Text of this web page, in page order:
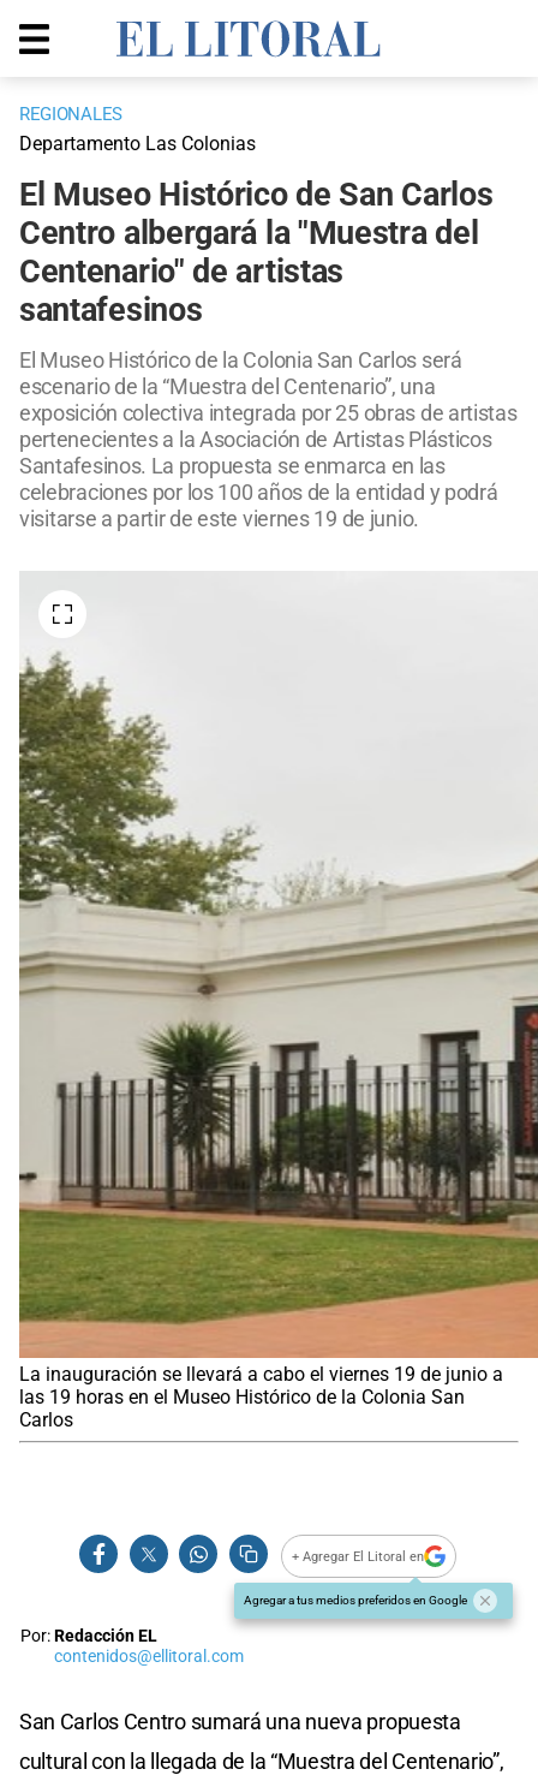
REGIONALES
Departamento Las Colonias
El Museo Histórico de San Carlos
Centro albergará la "Muestra del
Centenario" de artistas
santafesinos
El Museo Histórico de la Colonia San Carlos será
escenario de la “Muestra del Centenario”, una
exposición colectiva integrada por 25 obras de artistas
pertenecientes a la Asociación de Artistas Plásticos
Santafesinos. La propuesta se enmarca en las
celebraciones por los 100 años de la entidad y podrá
visitarse a partir de este viernes 19 de junio.
La inauguración se llevará a cabo el viernes 19 de junio a
las 19 horas en el Museo Histórico de la Colonia San
Carlos
+ Agregar El Litoral en
Agregar a tus medios preferidos en Google
Por:Redacción EL
contenidos@ellitoral.com
San Carlos Centro sumará una nueva propuesta
cultural con la llegada de la “Muestra del Centenario”,